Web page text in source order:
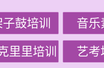
鼓培训 音乐
里里培训 艺考